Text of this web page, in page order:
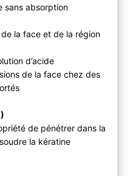
sans absorption
la face et de la région
d’acide
de la face chez des
de pénétrer dans la
la kératine